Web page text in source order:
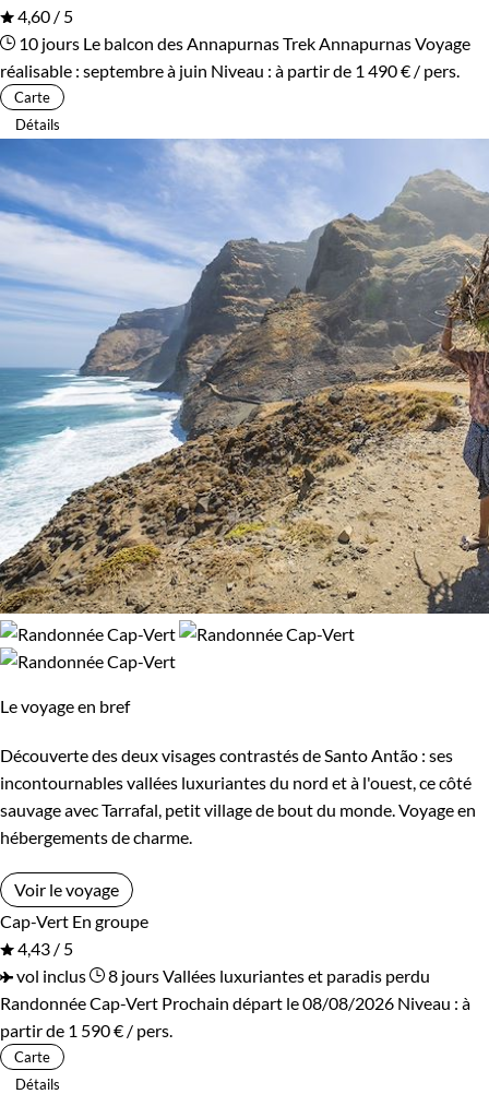
4,60 / 5
10 jours Le balcon des AnnapurnasTrek AnnapurnasVoyage
réalisable : septembre à juin Niveau : à partir de 1 490 € / pers.
Carte
Détails
Le voyage en bref
Découverte des deux visages contrastés de Santo Antão : ses
incontournables vallées luxuriantes du nord et à l'ouest, ce côté
sauvage avec Tarrafal, petit village de bout du monde. Voyage en
hébergements de charme.
Voir le voyage
Cap-Vert En groupe
4,43 / 5
vol inclus
8 joursVallées luxuriantes et paradis perdu
Randonnée Cap-Vert Prochain départ le 08/08/2026 Niveau : à
partir de 1 590 € / pers.
Carte
Détails